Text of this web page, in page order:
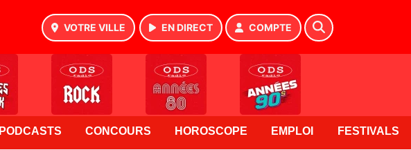
VOTRE VILLE EN DIRECT COMPTE
PODCASTS CONCOURS HOROSCOPE EMPLOI FESTIVALS